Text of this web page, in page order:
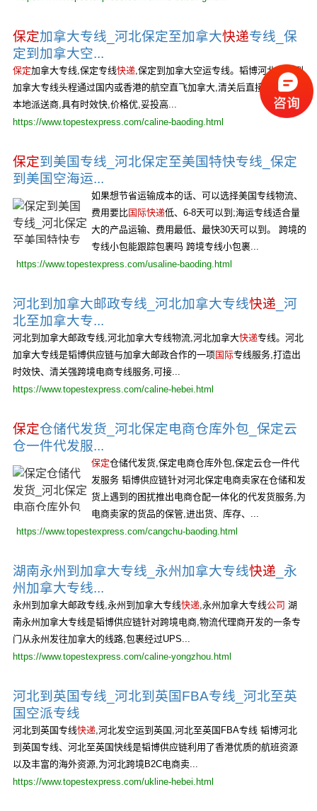
保定加拿大专线_河北保定至加拿大快递专线_保
定到加拿大空...
保定加拿大专线,保定专线快递,保定到加拿大空运专线。韬博河北保定到
加拿大专线头程通过国内或香港的航空直飞加拿大,清关后直接交加拿大
本地派送商,具有时效快,价格优,妥投高...
https://www.topestexpress.com/caline-baoding.html
保定到美国专线_河北保定至美国特快专线_保定
到美国空海运...
如果想节省运输成本的话、可以选择美国专线物流、
费用要比国际快递低、6-8天可以到;海运专线适合量
大的产品运输、费用最低、最快30天可以到。 跨境的
专线小包能跟踪包裹吗 跨境专线小包裹...
https://www.topestexpress.com/usaline-baoding.html
河北到加拿大邮政专线_河北加拿大专线快递 _河
北至加拿大专...
河北到加拿大邮政专线,河北加拿大专线物流,河北加拿大快递专线。河北
加拿大专线是韬博供应链与加拿大邮政合作的一项国际专线服务,打造出
时效快、清关强跨境电商专线服务,可接...
https://www.topestexpress.com/caline-hebei.html
保定仓储代发货_河北保定电商仓库外包_保定云
仓一件代发服...
保定仓储代发货,保定电商仓库外包,保定云仓一件代
发服务 韬博供应链针对河北保定电商卖家在仓储和发
货上遇到的困扰推出电商仓配一体化的代发货服务,为
电商卖家的货品的保管,进出货、库存、...
https://www.topestexpress.com/cangchu-baoding.html
湖南永州到加拿大专线_永州加拿大专线快递 _永
州加拿大专线...
永州到加拿大邮政专线,永州到加拿大专线快递,永州加拿大专线公司 湖
南永州加拿大专线是韬博供应链针对跨境电商,物流代理商开发的一条专
门从永州发往加拿大的线路,包裹经过UPS...
https://www.topestexpress.com/caline-yongzhou.html
河北到英国专线_河北到英国FBA专线_河北至英
国空派专线
河北到英国专线快递,河北发空运到英国,河北至英国FBA专线 韬博河北
到英国专线、河北至英国快线是韬博供应链利用了香港优质的航班资源
以及丰富的海外资源,为河北跨境B2C电商卖...
https://www.topestexpress.com/ukline-hebei.html